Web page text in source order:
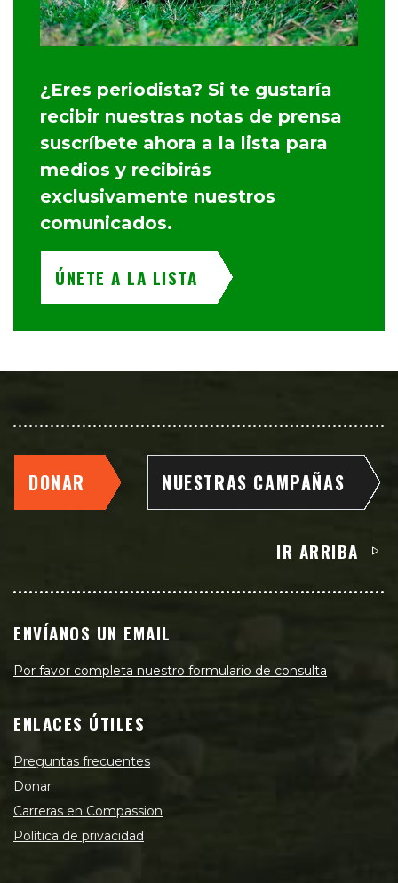
¿Eres periodista? Si te gustaría
recibir nuestras notas de prensa
suscríbete ahora a la lista para
medios y recibirás
exclusivamente nuestros
comunicados.
ÚNETE A LA LISTA
DONAR NUESTRAS CAMPAÑAS
IR ARRIBA
ENVÍANOS UN EMAIL
Por favor completa nuestro formulario de consulta
ENLACES ÚTILES
Preguntas frecuentes
Donar
Carreras en Compassion
Política de privacidad